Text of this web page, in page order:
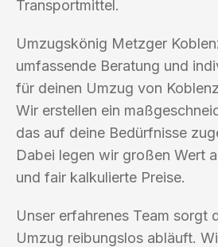
Transportmittel.
Umzugskönig Metzger
umfassende Beratung und
für deinen Umzug von
Wir erstellen ein
das auf deine Bedürfnisse
Dabei legen wir großen Wert
und fair kalkulierte Preise.
Unser erfahrenes Team sorgt
Umzug reibungslos abläuft.